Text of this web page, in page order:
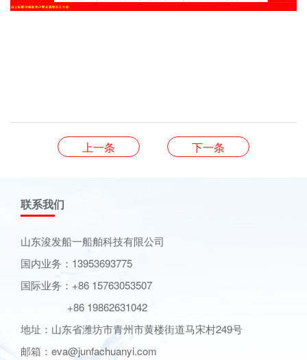
上一条 下一条
联系我们
山东浚发船一船舶科技有限公司
国内业务：13953693775
国际业务：+86 15763053507
+86 19862631042
地址：山东省潍坊市青州市黄楼街道马宋村249号
邮箱：eva@junfachuanyi.com